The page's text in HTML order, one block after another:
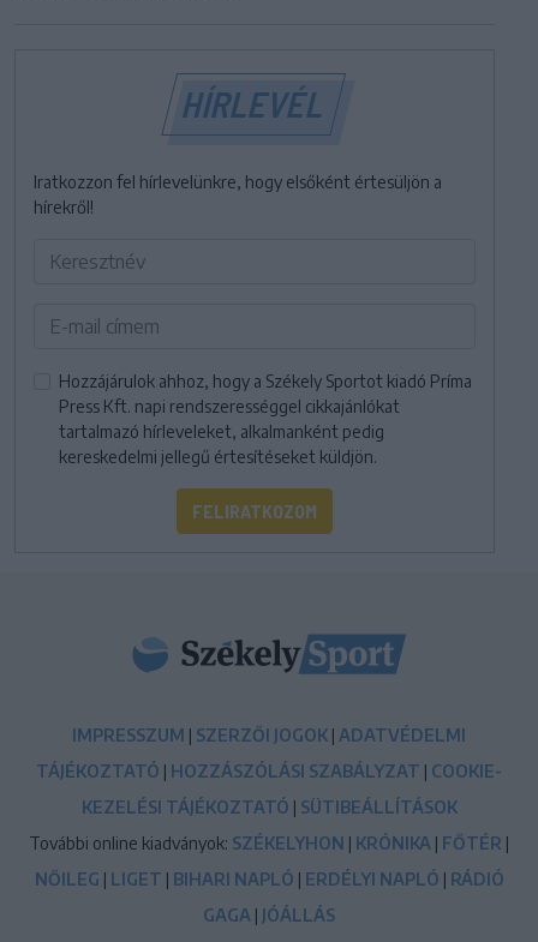
HÍRLEVÉL
Iratkozzon fel hírlevelünkre, hogy elsőként értesüljön a
hírekről!
Hozzájárulok ahhoz, hogy a Székely Sportot kiadó Príma
Press Kft. napi rendszerességgel cikkajánlókat
tartalmazó hírleveleket, alkalmanként pedig
kereskedelmi jellegű értesítéseket küldjön.
FELIRATKOZOM
IMPRESSZUM | SZERZŐI JOGOK | ADATVÉDELMI
TÁJÉKOZTATÓ | HOZZÁSZÓLÁSI SZABÁLYZAT | COOKIE-
KEZELÉSI TÁJÉKOZTATÓ | SÜTIBEÁLLÍTÁSOK
További online kiadványok: SZÉKELYHON | KRÓNIKA | FŐTÉR |
NŐILEG | LIGET | BIHARI NAPLÓ | ERDÉLYI NAPLÓ | RÁDIÓ
GAGA | JÓÁLLÁS